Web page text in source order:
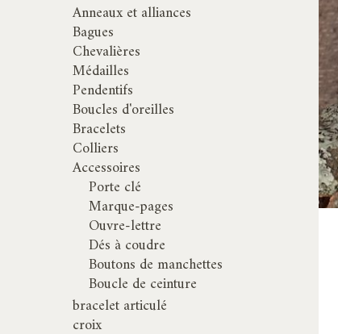
Anneaux et alliances
Bagues
Chevalières
Médailles
Pendentifs
Boucles d'oreilles
Bracelets
Colliers
Accessoires
Porte clé
Marque-pages
Ouvre-lettre
Dés à coudre
Boutons de manchettes
Boucle de ceinture
bracelet articulé
croix